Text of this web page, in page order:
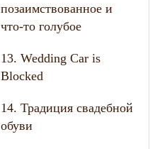
позаимствованное и
что-то голубое
13. Wedding Car is
Blocked
14. Традиция свадебной
обуви